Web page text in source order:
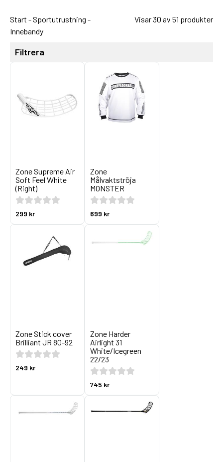
Start -Sportutrustning -
Innebandy
Visar 30 av 51 produkter
Filtrera
Zone Supreme Air
Soft Feel White
(Right)
299 kr
Zone
Målvaktströja
MONSTER
699 kr
Zone Stick cover
Brilliant JR 80-92
249 kr
Zone Harder
Airlight 31
White/Icegreen
22/23
745 kr